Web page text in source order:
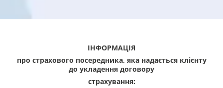
ІНФОРМАЦІЯ
про страхового посередника, яка надається клієнту
до укладення договору
страхування: